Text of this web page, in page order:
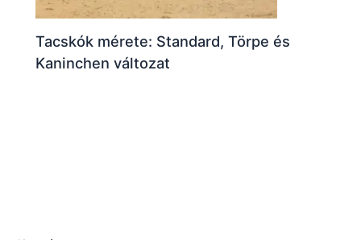
Tacskók mérete: Standard, Törpe és
Kaninchen változat